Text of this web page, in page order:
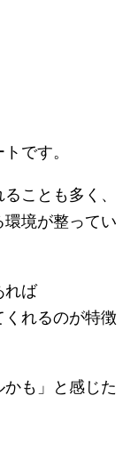
です。
ことも多く、
境が整ってい
れば
れるのが特徴
も」と感じた